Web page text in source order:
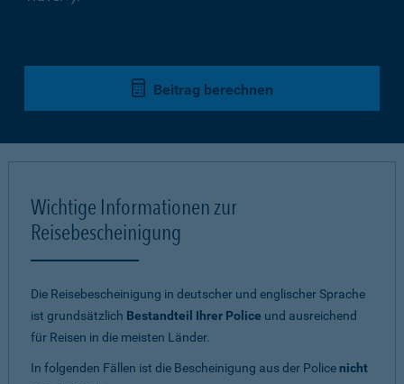
Beitrag berechnen
Wichtige Informationen zur
Reisebescheinigung
Die Reisebescheinigung in deutscher und englischer Sprache
ist grundsätzlich Bestandteil Ihrer Police und ausreichend
für Reisen in die meisten Länder.
In folgenden Fällen ist die Bescheinigung aus der Police nicht